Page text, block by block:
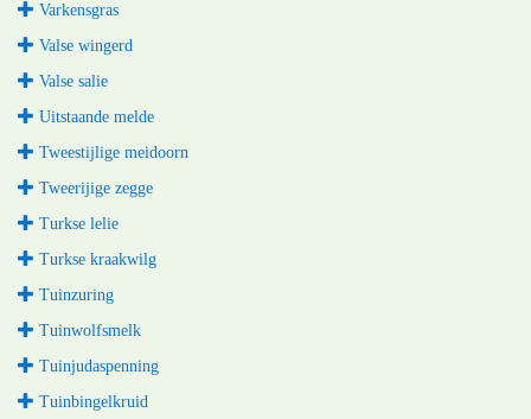
Varkensgras
Valse wingerd
Valse salie
Uitstaande melde
Tweestijlige meidoorn
Tweerijige zegge
Turkse lelie
Turkse kraakwilg
Tuinzuring
Tuinwolfsmelk
Tuinjudaspenning
Tuinbingelkruid